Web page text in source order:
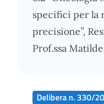
specifici per la
precisione”,
Prof.ssa
Delibera n. 330/